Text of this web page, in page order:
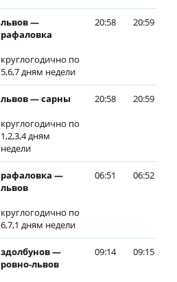
львов —
рафаловка
круглогодично по
5,6,7 дням недели
20:58 20:59
львов — сарны
круглогодично по
1,2,3,4 дням
недели
20:58 20:59
рафаловка —
львов
круглогодично по
6,7,1 дням недели
06:51 06:52
здолбунов —
ровно-львов
09:14 09:15